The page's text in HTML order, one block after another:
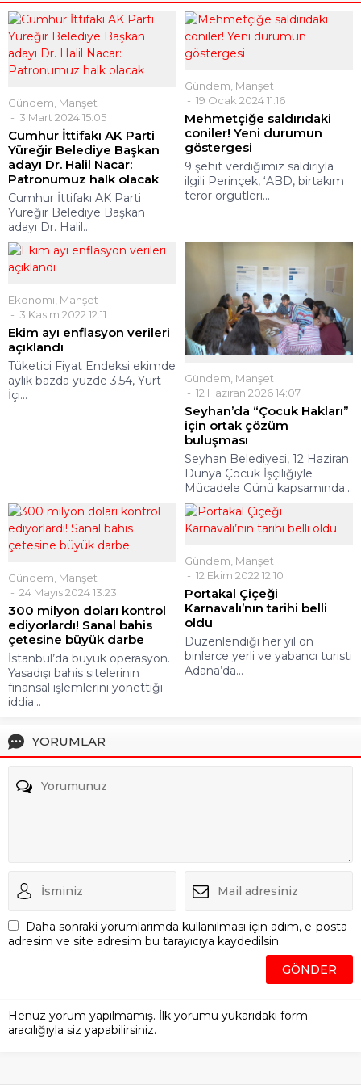
Gündem Manşet
3 Mart 2024 15:05
Cumhur İttifakı AK Parti
Yüreğir Belediye Başkan
adayı Dr. Halil Nacar:
Patronumuz halk olacak
Cumhur İttifakı AK Parti
Yüreğir Belediye Başkan
adayı Dr. Halil...
Gündem Manşet
19 Ocak 2024 11:16
Mehmetçiğe saldırıdaki
coniler! Yeni durumun
göstergesi
9 şehit verdiğimiz saldırıyla
ilgili Perinçek, ‘ABD, birtakım
terör örgütleri...
Ekonomi Manşet
3 Kasım 2022 12:11
Ekim ayı enflasyon verileri
açıklandı
Tüketici Fiyat Endeksi ekimde
aylık bazda yüzde 3,54, Yurt
İçi...
Gündem, Manşet
12 Haziran 2026 14:07
Seyhan’da “Çocuk Hakları”
için ortak çözüm
buluşması
Seyhan Belediyesi, 12 Haziran
Dünya Çocuk İşçiliğiyle
Mücadele Günü kapsamında...
Gündem, Manşet
24 Mayıs 2024 13:23
300 milyon doları kontrol
ediyorlardı! Sanal bahis
çetesine büyük darbe
İstanbul’da büyük operasyon.
Yasadışı bahis sitelerinin
finansal işlemlerini yönettiği
iddia...
Gündem, Manşet
12 Ekim 2022 12:10
Portakal Çiçeği
Karnavalı’nın tarihi belli
oldu
Düzenlendiği her yıl on
binlerce yerli ve yabancı turisti
Adana’da...
YORUMLAR
Daha sonraki yorumlarımda kullanılması için adım, e-posta
adresim ve site adresim bu tarayıcıya kaydedilsin.
Henüz yorum yapılmamış. İlk yorumu yukarıdaki form
aracılığıyla siz yapabilirsiniz.